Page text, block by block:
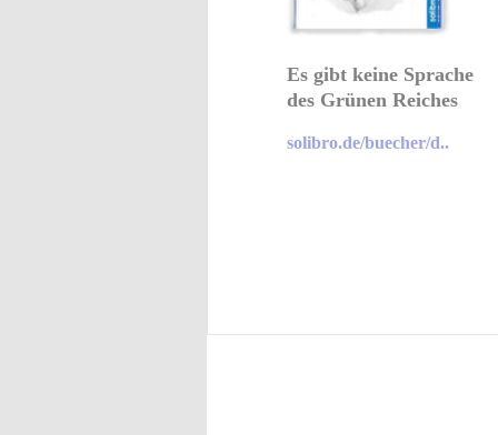
Es gibt keine Sprache
des Grünen Reiches
solibro.de/buecher/d..